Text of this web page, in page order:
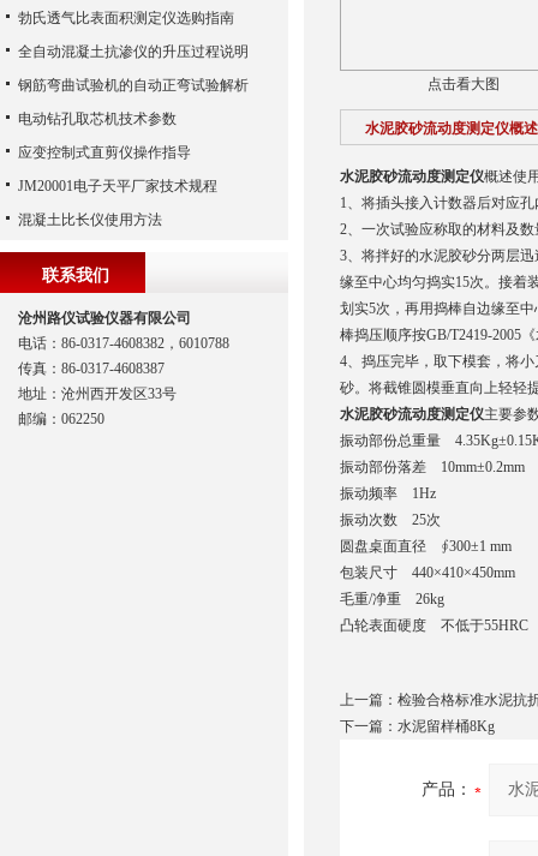
点击看大图
水泥胶砂流动度测定仪概述
水泥胶砂流动度测定仪概述使
1、将插头接入计数器后对应
2、一次试验应称取的材料及
3、将拌好的水泥胶砂分两层
缘至中心均匀捣实15次。接着
划实5次，再用捣棒自边缘至
棒捣压顺序按GB/T2419-2005
4、捣压完毕，取下模套，将
砂。将截锥圆模垂直向上轻轻
水泥胶砂流动度测定仪主要参
振动部份总重量
振动部份落差 10mm±0.2mm
振动频率 1Hz
振动次数 25次
圆盘桌面直径 ∮300±1 mm
包装尺寸 440×410×450mm
毛重/净重 26kg
凸轮表面硬度 不低于55HRC
上一篇： 检验合格标准水泥抗
下一篇： 水泥留样桶8Kg
产品：
勃氏透气比表面积测定仪选购指南
全自动混凝土抗渗仪的升压过程说明
钢筋弯曲试验机的自动正弯试验解析
电动钻孔取芯机技术参数
应变控制式直剪仪操作指导
JM20001电子天平厂家技术规程
混凝土比长仪使用方法
联系我们
沧州路仪试验仪器有限公司
电话：86-0317-4608382，6010788
传真：86-0317-4608387
地址：沧州西开发区33号
邮编：062250